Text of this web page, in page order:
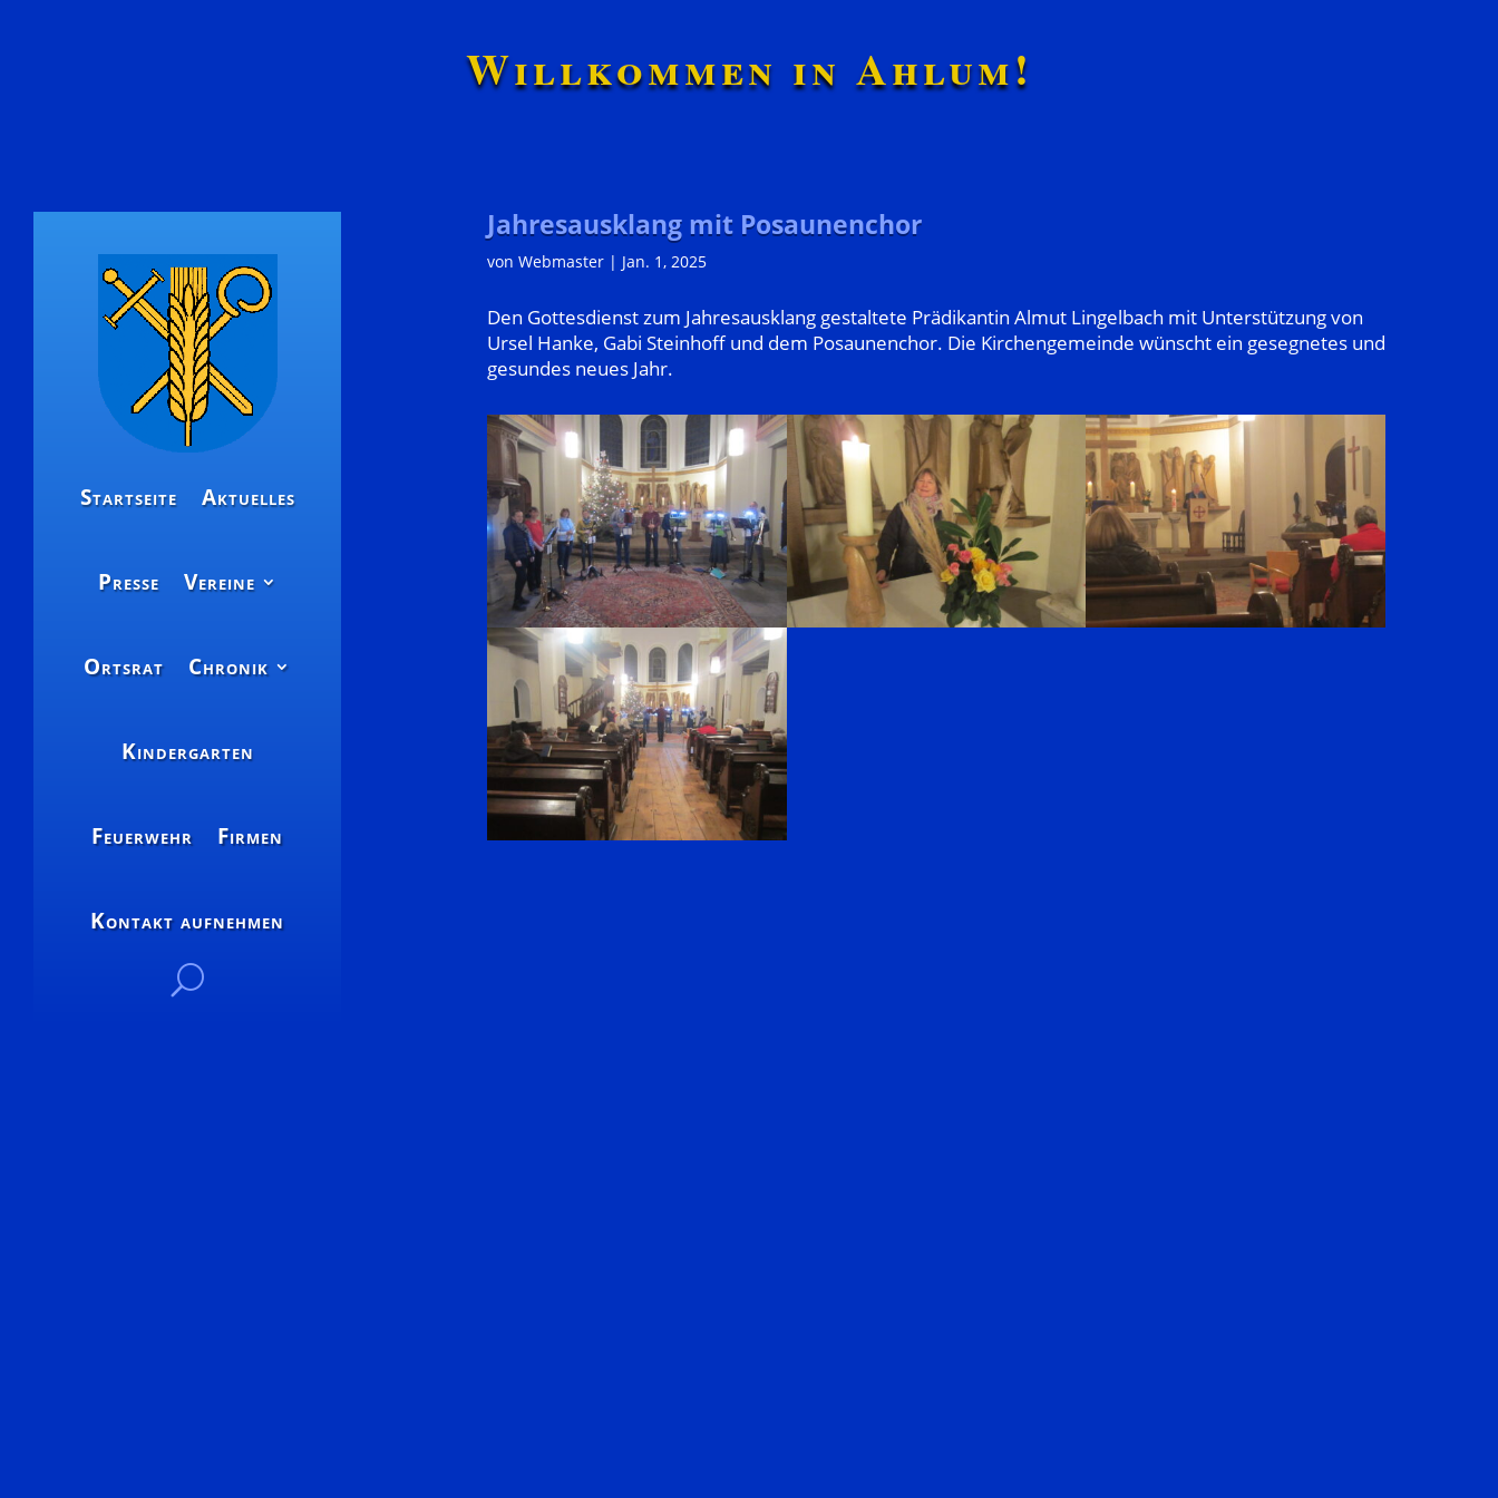
Willkommen in Ahlum!
Startseite Aktuelles
Presse Vereine
Ortsrat Chronik
Kindergarten
Feuerwehr Firmen
Kontakt aufnehmen
Jahresausklang mit Posaunenchor
von Webmaster| Jan. 1, 2025
Den Gottesdienst zum Jahresausklang gestaltete Prädikantin Almut Lingelbach mit Unterstützung von
Ursel Hanke, Gabi Steinhoff und dem Posaunenchor. Die Kirchengemeinde wünscht ein gesegnetes und
gesundes neues Jahr.